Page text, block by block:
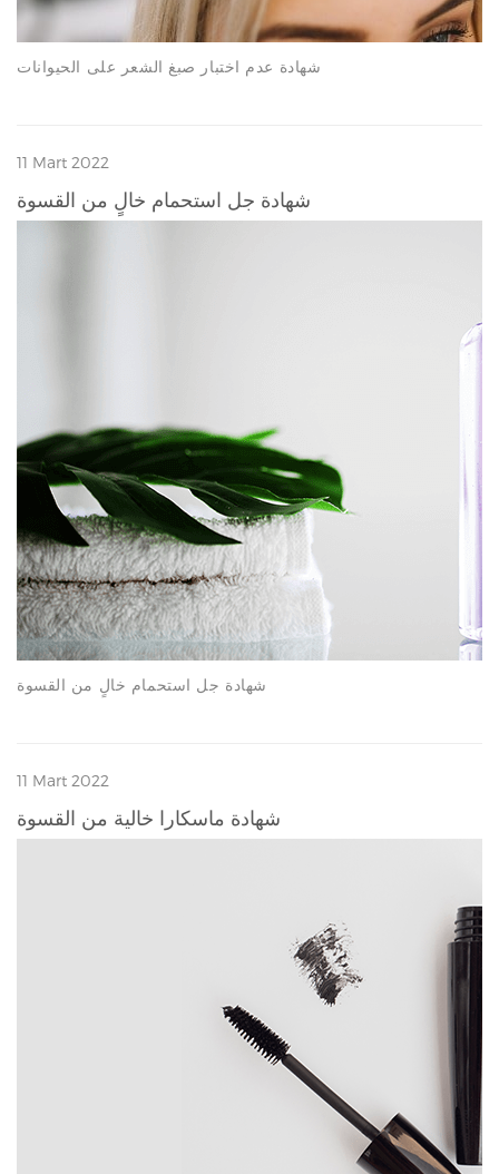
شهادة عدم اختبار صبغ الشعر على الحيوانات
11 Mart 2022
شهادة جل استحمام خالٍ من القسوة
شهادة جل استحمام خالٍ من القسوة
11 Mart 2022
شهادة ماسكارا خالية من القسوة